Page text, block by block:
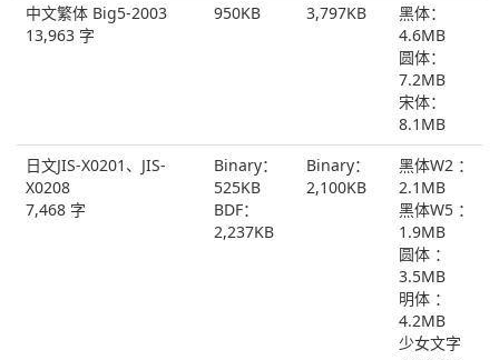
中文繁体 Big5-2003
13,963 字
950KB 3,797KB
黑体：
4.6MB
圆体：
7.2MB
宋体：
8.1MB
日文JIS-X0201、JIS-
X0208
7,468 字
Binary：
525KB
BDF：
2,237KB
Binary：
2,100KB
黑体W2 ：
2.1MB
黑体W5 ：
1.9MB
圆体 ：
3.5MB
明体 ：
4.2MB
少女文字